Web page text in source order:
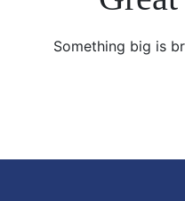
Something big is